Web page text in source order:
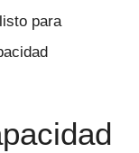
para